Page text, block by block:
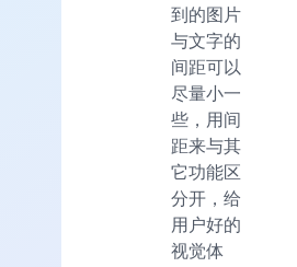
到的图片
与文字的
间距可以
尽量小一
些，用间
距来与其
它功能区
分开，给
用户好的
视觉体